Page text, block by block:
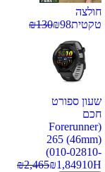
חולצה
טקטית
₪98
₪130
שעון ספורט
חכם
(Forerunner
265 (46mm)
(010-02810-
10H
₪1,849
₪2,465